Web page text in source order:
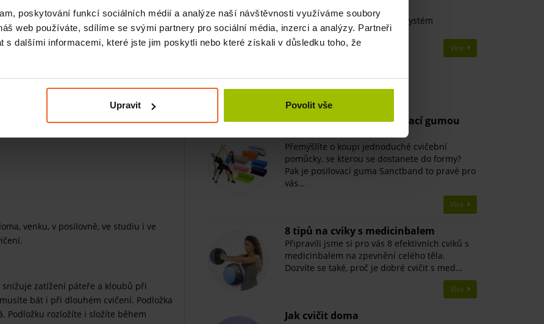
poskytování funkcí sociálních médií a analýze naší návštěvnosti využíváme soubory
web používáte, sdílíme se svými partnery pro sociální média, inzerci a analýzy. Partneři
s dalšími informacemi, které jste jim poskytli nebo které získali v důsledku toho, že
Upravit Povolit vše
na evropském trhu. Vyznačuje
manipulací. Cvičení na
poškodit vaše klouby a páteř,
Thera-pad.
venku, v posilovně, ve studiu i ve
snižuje zatížení páteře a kloubů při
bát i při dlouhém cvičení. Podložka
Podložku rozložíte i složíte během
Individuální nastavitelný závěsný systém
SKLADEM
1200 Kč Více
Související články
8 tipů na cvičení s posilovací gumou
Sanctband
Přemýšlíte o koupi jednoduché cvičební
pomůcky, se kterou se dostanete do formy?
Pak je posilovací guma Sanctband to pravé pro
vás…
Více
8 tipů na cviky s medicinbalem
Připravili jsme si pro vás 8 efektivních cviků s
medicinbalem na zpevnění celého těla.
Dozvíte se také, proč je dobré cvičit s med…
Více
Jak cvičit doma